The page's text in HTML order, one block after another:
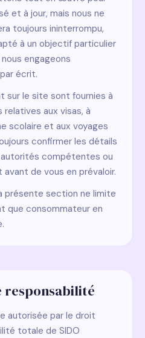
et à jour, mais nous ne
toujours ininterrompu,
à un objectif particulier
engageons
écrit.
sur le site sont fournies à
aux visas, à
scolaire et aux voyages
confirmer les détails
compétentes ou
de vous en prévaloir.
présente section ne limite
que consommateur en
responsabilité
autorisée par le droit
totale de SIDO